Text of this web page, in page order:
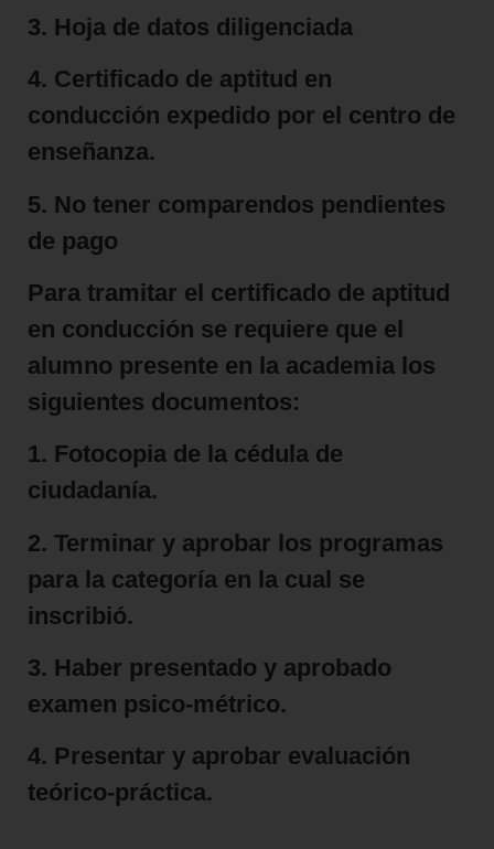
3. Hoja de datos diligenciada
4. Certificado de aptitud en
conducción expedido por el centro de
enseñanza.
5. No tener comparendos pendientes
de pago
Para tramitar el certificado de aptitud
en conducción se requiere que el
alumno presente en la academia los
siguientes documentos:
1. Fotocopia de la cédula de
ciudadanía.
2. Terminar y aprobar los programas
para la categoría en la cual se
inscribió.
3. Haber presentado y aprobado
examen psico-métrico.
4. Presentar y aprobar evaluación
teórico-práctica.